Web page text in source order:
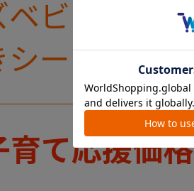
ビーカーと
ートのセッ
育て応援価格